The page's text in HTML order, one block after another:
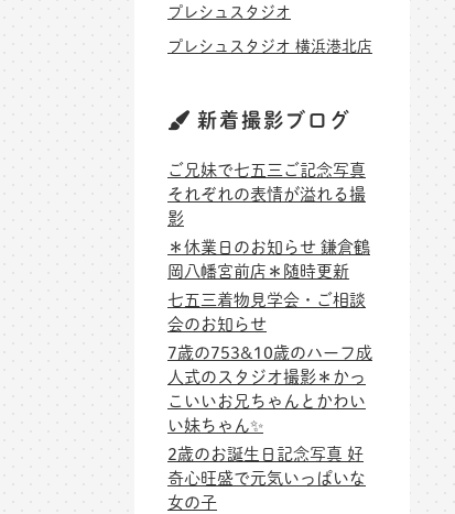
プレシュスタジオ
プレシュスタジオ 横浜港北店
新着撮影ブログ
ご兄妹で七五三ご記念写真
それぞれの表情が溢れる撮
影
＊休業日のお知らせ 鎌倉鶴
岡八幡宮前店＊随時更新
七五三着物見学会・ご相談
会のお知らせ
7歳の753&10歳のハーフ成
人式のスタジオ撮影＊かっ
こいいお兄ちゃんとかわい
い妹ちゃん✨
2歳のお誕生日記念写真 好
奇心旺盛で元気いっぱいな
女の子